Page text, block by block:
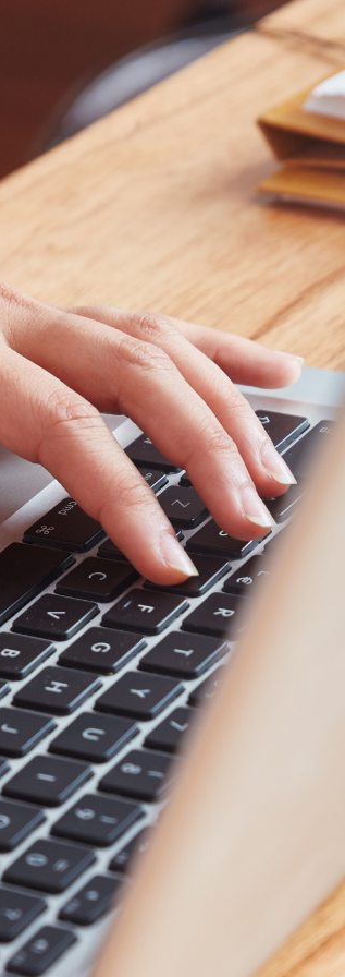
de Global Peru